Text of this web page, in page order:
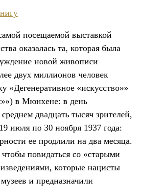
посещаемой выставкой
оказалась та, которая была
новой живописи
двух миллионов человек
«Дегенеративное «искусство»»
в Мюнхене: в день
двадцать тысяч зрителей,
июля по 30 ноября 1937 года:
ее продлили на два месяца.
повидаться со «старыми
которые нацисты
и предназначили